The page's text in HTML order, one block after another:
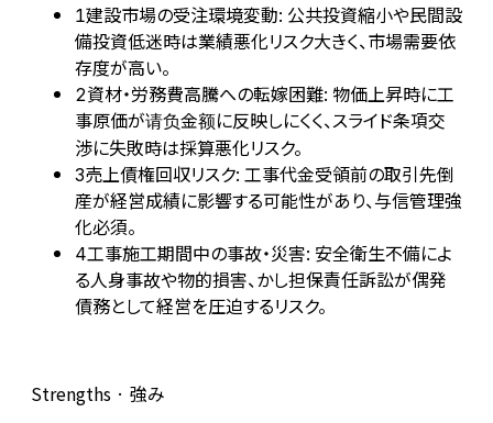
1建設市場の受注環境変動: 公共投資縮小や民間設
備投資低迷時は業績悪化リスク大きく、市場需要依
存度が高い。
2資材・労務費高騰への転嫁困難: 物価上昇時に工
事原価が请负金额に反映しにくく、スライド条項交
渉に失敗時は採算悪化リスク。
3売上債権回収リスク: 工事代金受領前の取引先倒
産が経営成績に影響する可能性があり、与信管理強
化必須。
4工事施工期間中の事故・災害: 安全衛生不備によ
る人身事故や物的損害、かし担保責任訴訟が偶発
債務として経営を圧迫するリスク。
Strengths · 強み